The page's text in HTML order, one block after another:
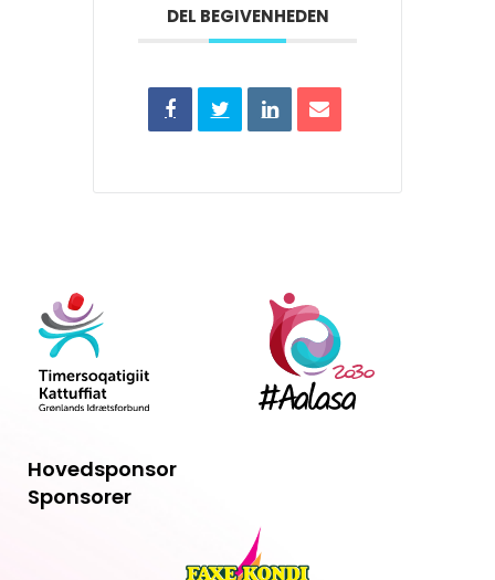
DEL BEGIVENHEDEN
Hovedsponsor
Sponsorer